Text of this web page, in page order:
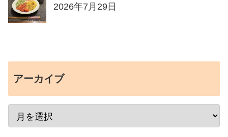
2026年7月29日
アーカイブ